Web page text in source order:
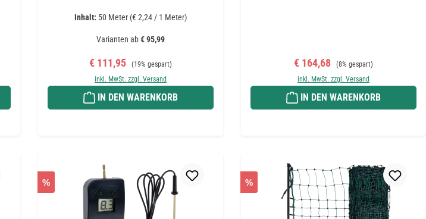
Inhalt: 50 Meter (€ 2,24 / 1 Meter)
Varianten ab€ 95,99
Verkaufspreis:
€ 111,95 Regulärer Preis:
(19% gespart)
inkl. MwSt. zzgl. Versand
IN DEN WARENKORB
Verkaufspreis:
€ 164,68 Regulärer Preis:
(8% gespart)
inkl. MwSt. zzgl. Versand
IN DEN WARENKORB
% %